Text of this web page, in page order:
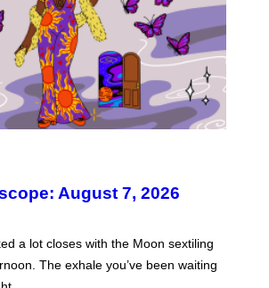
August 7, 2026
a lot closes with the Moon sextiling
The exhale you’ve been waiting